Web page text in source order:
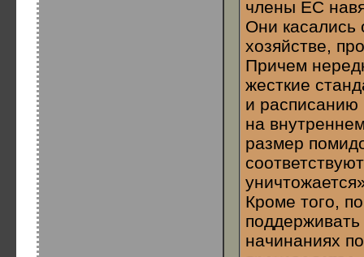
члены ЕС
Они касались
хозяйстве,
Причем
жесткие
и расписанию
на
размер
Кроме того,
поддерживать
начинаниях